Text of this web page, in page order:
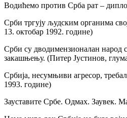
Водићемо против Срба рат –
Срби тргују људским органима
13. октобар 1992. године)
Срби су дводимензионалан народ
закашњењу. (Питер Јустинов,
Србија, несумњиви агресор,
1993. године)
Зауставите Србе. Одмах. Заувек.